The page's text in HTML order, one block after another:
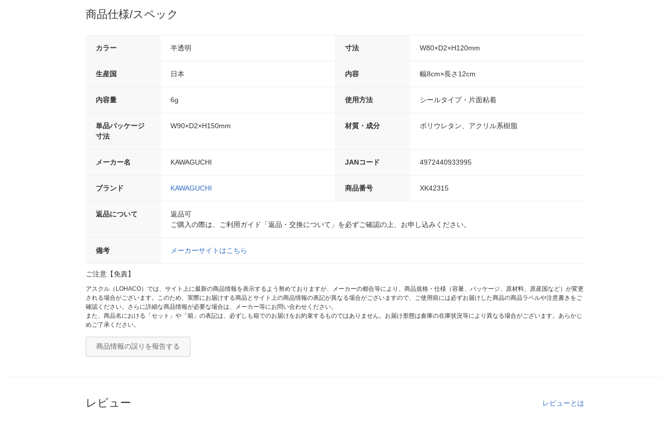
商品仕様/スペック
カラー 半透明 寸法 W80×D2×H120mm
生産国 日本 内容 幅8cm×長さ12cm
内容量 6g 使用方法 シールタイプ・片面粘着
単品パッケージ
寸法
W90×D2×H150mm 材質・成分 ポリウレタン、アクリル系樹脂
メーカー名 KAWAGUCHI JANコード 4972440933995
ブランド KAWAGUCHI 商品番号 XK42315
返品について
返品可
ご購入の際は、ご利用ガイド「返品・交換について」を必ずご確認の上、お申し込みください。
備考 メーカーサイトはこちら
ご注意【免責】
アスクル（LOHACO）では、サイト上に最新の商品情報を表示するよう努めておりますが、メーカーの都合等により、商品規格・仕様（容量、パッケージ、原材料、原産国など）が変更
される場合がございます。このため、実際にお届けする商品とサイト上の商品情報の表記が異なる場合がございますので、ご使用前には必ずお届けした商品の商品ラベルや注意書きをご
確認ください。さらに詳細な商品情報が必要な場合は、メーカー等にお問い合わせください。
また、商品名における「セット」や「箱」の表記は、必ずしも箱でのお届けをお約束するものではありません。お届け形態は倉庫の在庫状況等により異なる場合がございます。あらかじ
めご了承ください。
商品情報の誤りを報告する
レビュー レビューとは